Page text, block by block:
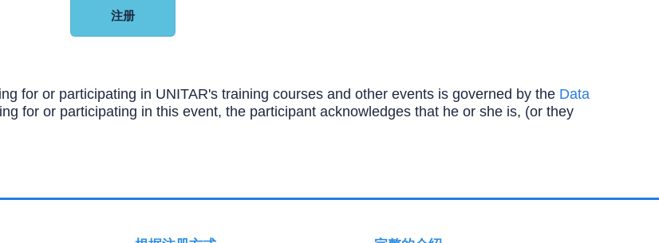
注册
for or participating in UNITAR's training courses and other events is governed by the Data
for or participating in this event, the participant acknowledges that he or she is, (or they